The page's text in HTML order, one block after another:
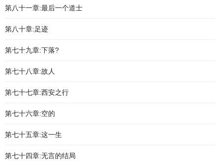
第八十一章:最后一个道士
第八十章:足迹
第七十九章:下落?
第七十八章:故人
第七十七章:西安之行
第七十六章:空的
第七十五章:这一生
第七十四章:无言的结局